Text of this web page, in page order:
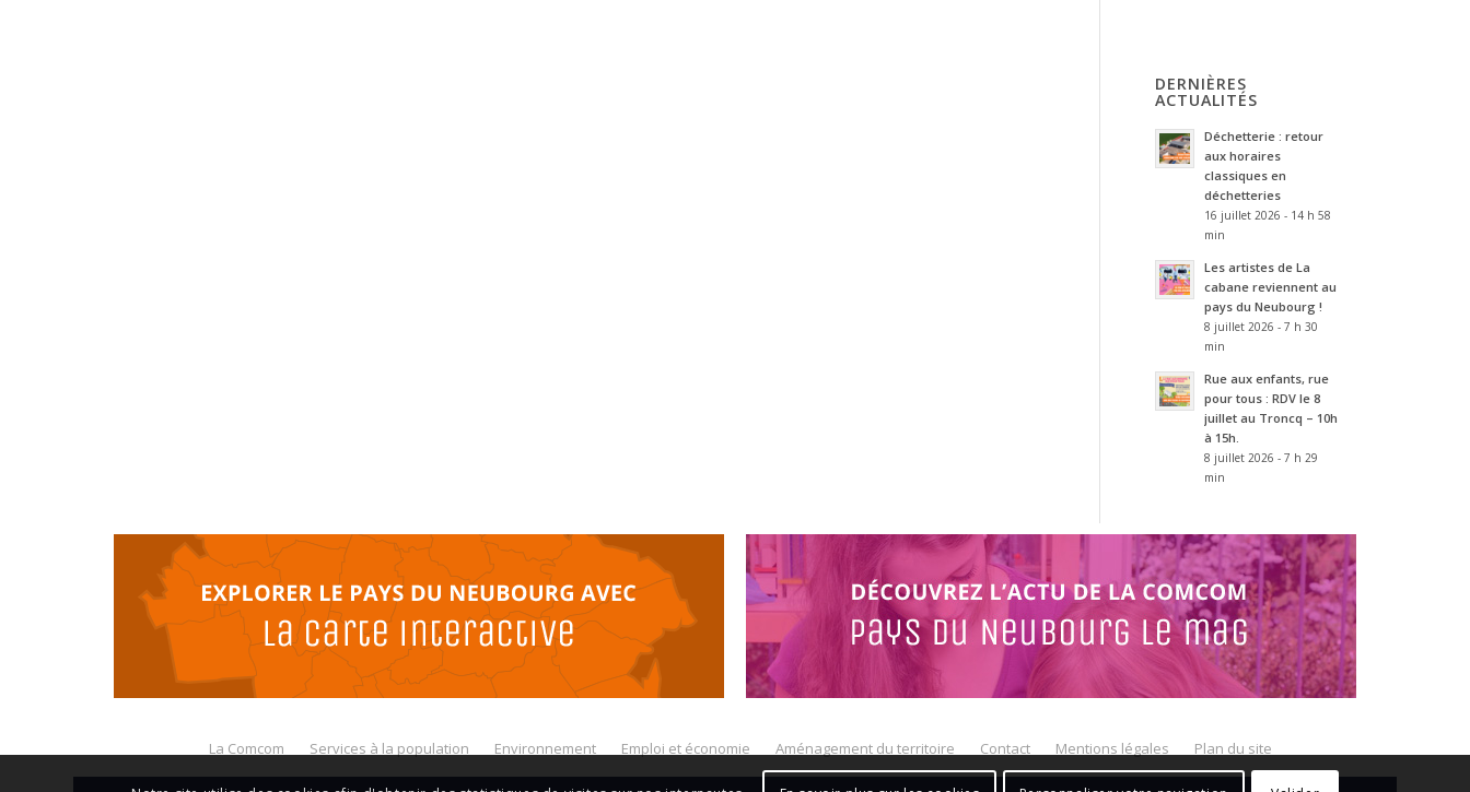
DERNIÈRES
ACTUALITÉS
Déchetterie : retour
aux horaires
classiques en
déchetteries
16 juillet 2026 - 14 h 58
min
Les artistes de La
cabane reviennent au
pays du Neubourg !
8 juillet 2026 - 7 h 30
min
Rue aux enfants, rue
pour tous : RDV le 8
juillet au Troncq – 10h
à 15h.
8 juillet 2026 - 7 h 29
min
La Comcom Services à la population Environnement Emploi et économie Aménagement du territoire Contact Mentions légales Plan du site